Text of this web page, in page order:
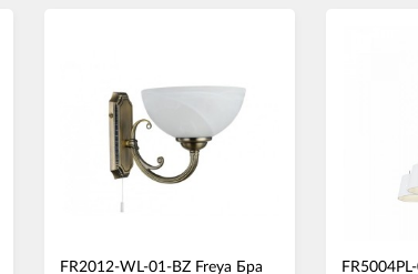
FR2012-WL-01-BZ Freya Бра